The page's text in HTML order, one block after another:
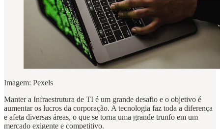
Imagem: Pexels
Manter a Infraestrutura de TI é um grande desafio e o objetivo é
aumentar os lucros da corporação. A tecnologia faz toda a diferença
e afeta diversas áreas, o que se torna uma grande trunfo em um
mercado exigente e competitivo.